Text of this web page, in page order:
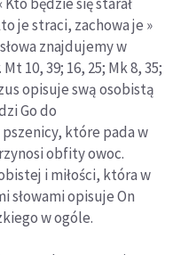
je straci, zachowa je »
znajdujemy w
10, 39; 16, 25; Mk 8, 35;
opisuje swą osobistą
Go do
które pada w
obfity owoc.
i miłości, która w
słowami opisuje On
w ogóle.